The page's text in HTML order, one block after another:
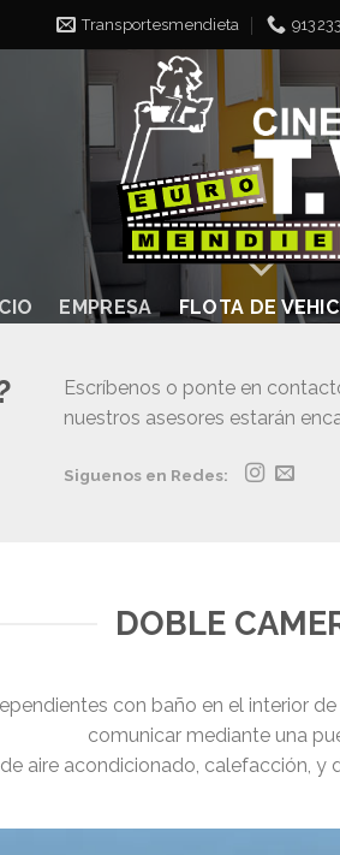
Transportesmendieta
EMPRESA FLOTA DE
Escríbenos o ponte en
nuestros asesores estarán
Siguenos en Redes:
DOBLE
con baño en el interior
comunicar mediante una
aire acondicionado, calefacción,